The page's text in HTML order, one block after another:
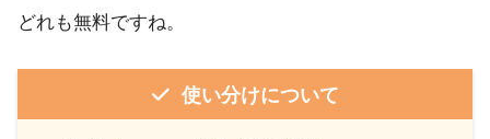
どれも無料ですね。
使い分けについて